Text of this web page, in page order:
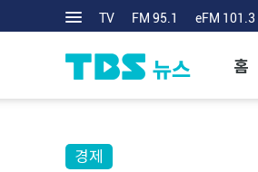
TV FM 95.1 eFM 101.3
홈
경제